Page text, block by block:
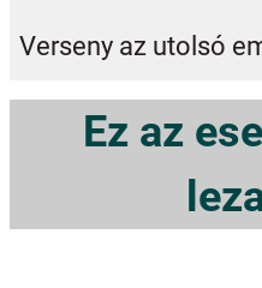
Verseny az utolsó
Ez az